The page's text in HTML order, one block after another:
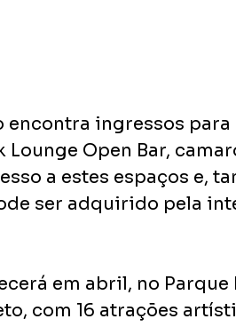
ingressos para
Open Bar,
a estes espaços e,
ser adquirido pela
em abril, no
com 16 atrações